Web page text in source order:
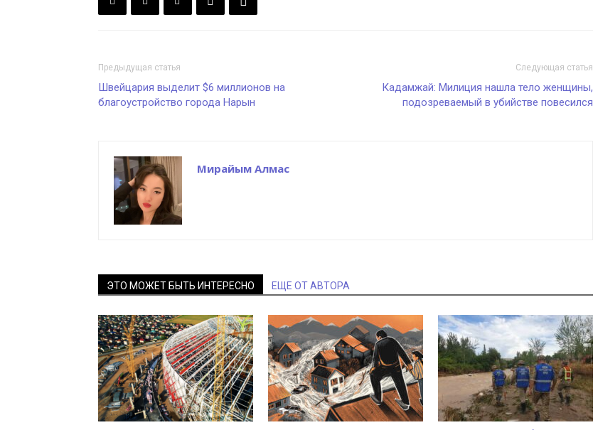
Предыдущая статья
Швейцария выделит $6 миллионов на
благоустройство города Нарын
Следующая статья
Кадамжай: Милиция нашла тело женщины,
подозреваемый в убийстве повесился
Мирайым Алмас
ЭТО МОЖЕТ БЫТЬ ИНТЕРЕСНО ЕЩЕ ОТ АВТОРА